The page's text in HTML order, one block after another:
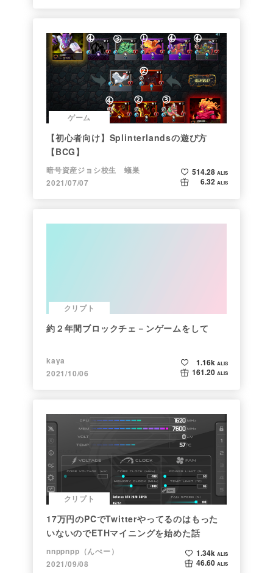
ゲーム
【初心者向け】Splinterlandsの遊び方
【BCG】
暗号資産ジョシ校生 蟻巣
2021/07/07
514.28 ALIS
6.32 ALIS
クリプト
約２年間ブロックチェ－ンゲームをして
kaya
2021/10/06
1.16k ALIS
161.20 ALIS
クリプト
17万円のPCでTwitterやってるのはもった
いないのでETHマイニングを始めた話
nnppnpp（んぺー）
2021/09/08
1.34k ALIS
46.60 ALIS